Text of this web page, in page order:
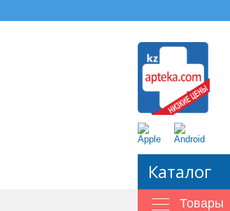
Каталог
Товары